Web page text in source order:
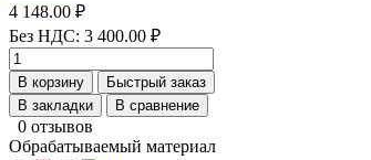
4 148.00 ₽
Без НДС: 3 400.00 ₽
В корзину
Быстрый заказ
В закладки
В сравнение
0 отзывов
Обрабатываемый материал